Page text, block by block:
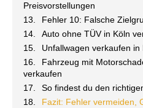
Preisvorstellungen
Fehler 10: Falsche
Auto ohne TÜV in Köln
Unfallwagen verkaufen
Fahrzeug mit
verkaufen
So findest du den
Fazit: Fehler vermeiden,